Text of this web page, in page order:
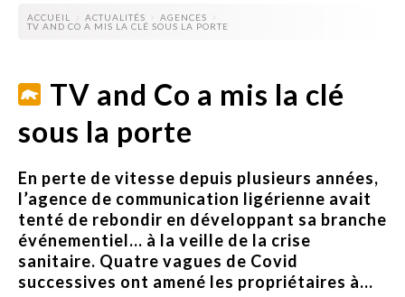
ACCUEIL ACTUALITÉS
AGENCES
TV AND CO A MIS LA CLÉ SOUS LA PORTE
TV and Co a mis la clé
sous la porte
En perte de vitesse depuis plusieurs années,
l’agence de communication ligérienne avait
tenté de rebondir en développant sa branche
événementiel… à la veille de la crise
sanitaire. Quatre vagues de Covid
successives ont amené les propriétaires à...